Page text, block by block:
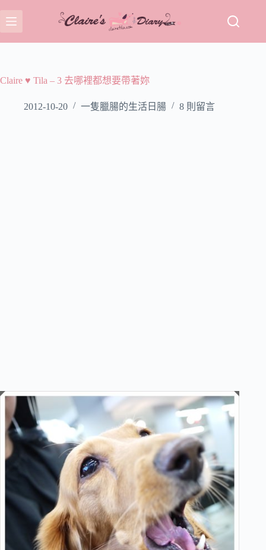
至
主
容
Claire ♥ Tila – 3 去哪裡都想要帶著妳
2012-10-20 一隻臘腸的生活日腸 8 則留言